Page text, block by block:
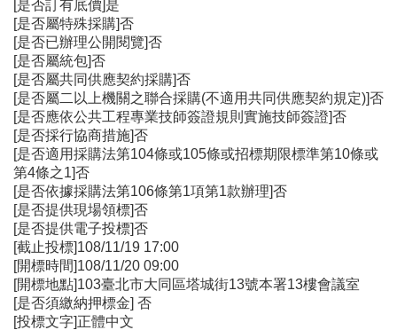
[是否訂有底價]是
[是否屬特殊採購]否
[是否已辦理公開閱覽]否
[是否屬統包]否
[是否屬共同供應契約採購]否
[是否屬二以上機關之聯合採購(不適用共同供應契約規定)]否
[是否應依公共工程專業技師簽證規則實施技師簽證]否
[是否採行協商措施]否
[是否適用採購法第104條或105條或招標期限標準第10條或
第4條之1]否
[是否依據採購法第106條第1項第1款辦理]否
[是否提供現場領標]否
[是否提供電子投標]否
[截止投標]108/11/19 17:00
[開標時間]108/11/20 09:00
[開標地點]103臺北市大同區塔城街13號本署13樓會議室
[是否須繳納押標金] 否
[投標文字]正體中文